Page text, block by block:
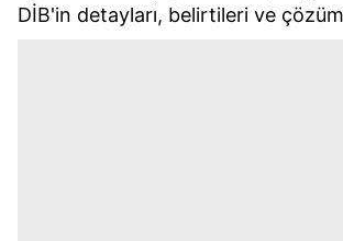
DİB'in detayları, belirtileri ve